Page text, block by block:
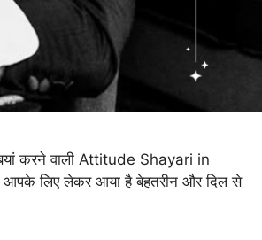
करने वाली Attitude Shayari in
लिए लेकर आया है बेहतरीन और दिल से